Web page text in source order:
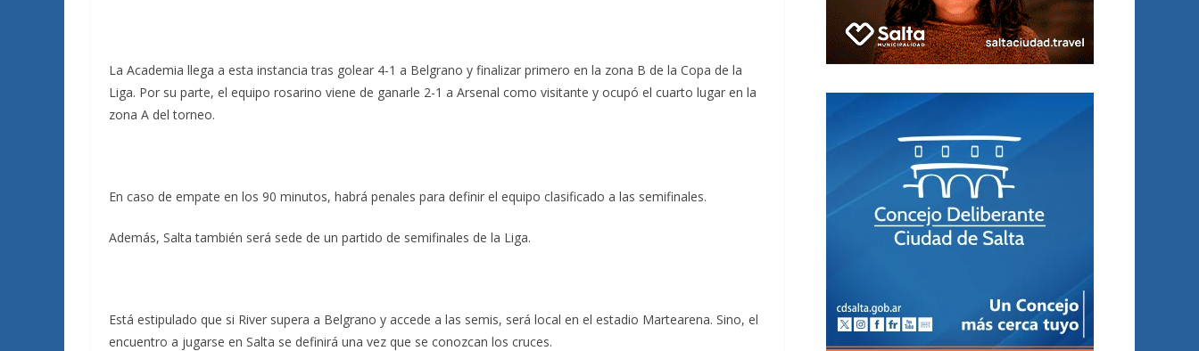
La Academia llega a esta instancia tras golear 4-1 a Belgrano y finalizar primero en la zona B de la Copa de la
Liga. Por su parte, el equipo rosarino viene de ganarle 2-1 a Arsenal como visitante y ocupó el cuarto lugar en la
zona A del torneo.
En caso de empate en los 90 minutos, habrá penales para definir el equipo clasificado a las semifinales.
Además, Salta también será sede de un partido de semifinales de la Liga.
Está estipulado que si River supera a Belgrano y accede a las semis, será local en el estadio Martearena. Sino, el
encuentro a jugarse en Salta se definirá una vez que se conozcan los cruces.